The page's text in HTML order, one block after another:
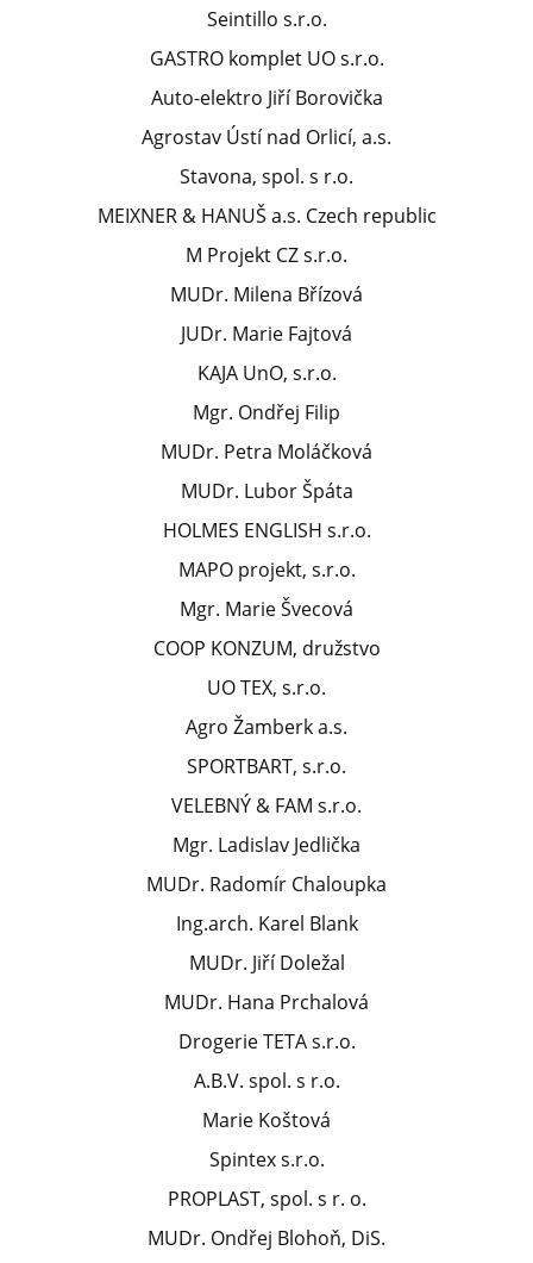
Seintillo s.r.o.
GASTRO komplet UO s.r.o.
Auto-elektro Jiří Borovička
Agrostav Ústí nad Orlicí, a.s.
Stavona, spol. s r.o.
MEIXNER & HANUŠ a.s. Czech republic
M Projekt CZ s.r.o.
MUDr. Milena Břízová
JUDr. Marie Fajtová
KAJA UnO, s.r.o.
Mgr. Ondřej Filip
MUDr. Petra Moláčková
MUDr. Lubor Špáta
HOLMES ENGLISH s.r.o.
MAPO projekt, s.r.o.
Mgr. Marie Švecová
COOP KONZUM, družstvo
UO TEX, s.r.o.
Agro Žamberk a.s.
SPORTBART, s.r.o.
VELEBNÝ & FAM s.r.o.
Mgr. Ladislav Jedlička
MUDr. Radomír Chaloupka
Ing.arch. Karel Blank
MUDr. Jiří Doležal
MUDr. Hana Prchalová
Drogerie TETA s.r.o.
A.B.V. spol. s r.o.
Marie Koštová
Spintex s.r.o.
PROPLAST, spol. s r. o.
MUDr. Ondřej Blohoň, DiS.